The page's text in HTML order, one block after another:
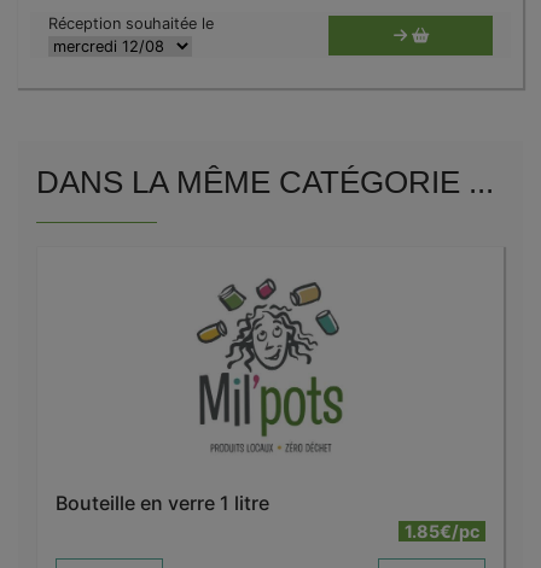
Réception souhaitée le
DANS LA MÊME CATÉGORIE ...
Bouteille en verre 1 litre
1.85€/pc